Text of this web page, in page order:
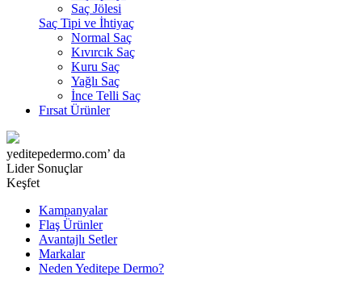
Saç Jölesi
Saç Tipi ve İhtiyaç
Normal Saç
Kıvırcık Saç
Kuru Saç
Yağlı Saç
İnce Telli Saç
Fırsat Ürünler
yeditepedermo.com’ da
Lider Sonuçlar
Keşfet
Kampanyalar
Flaş Ürünler
Avantajlı Setler
Markalar
Neden Yeditepe Dermo?